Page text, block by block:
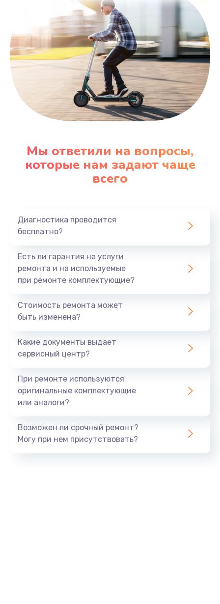
Мы ответили на вопросы,
которые нам задают чаще
всего
Диагностика проводится
бесплатно?
Есть ли гарантия на услуги
ремонта и на используемые
при ремонте комплектующие?
Стоимость ремонта может
быть изменена?
Какие документы выдает
сервисный центр?
При ремонте используются
оригинальные комплектующие
или аналоги?
Возможен ли срочный ремонт?
Могу при нем присутствовать?